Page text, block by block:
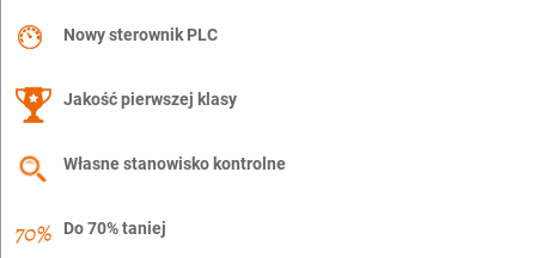
Nowy sterownik PLC
Jakość pierwszej klasy
Własne stanowisko kontrolne
Do 70% taniej